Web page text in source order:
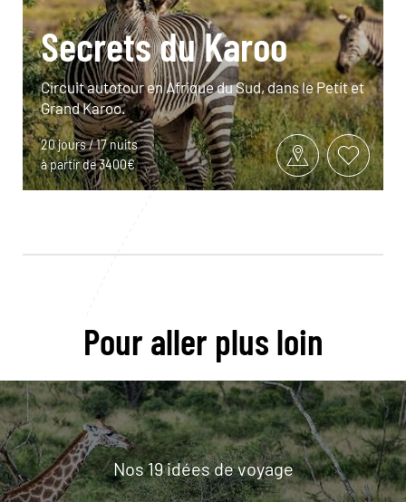
Secrets du Karoo
Circuit autotour en Afrique du Sud, dans le Petit et
Grand Karoo.
20 jours / 17 nuits
à partir de 3400€
Pour aller plus loin
Nos 19 idées de voyage